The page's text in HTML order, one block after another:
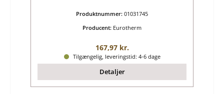
Produktnummer: 01031745
Producent: Eurotherm
Almindelig pris:
167,97 kr.
Tilgængelig, leveringstid: 4-6 dage
Detaljer